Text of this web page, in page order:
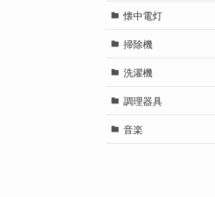
懐中電灯
掃除機
洗濯機
調理器具
音楽